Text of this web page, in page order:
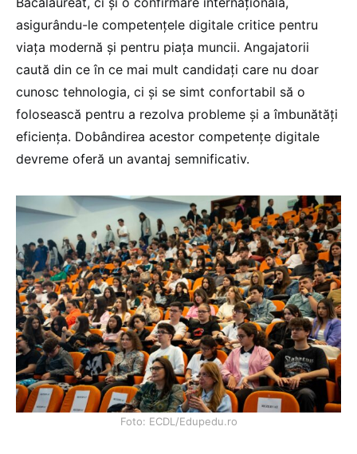
asigurându-le competențele digitale critice pentru
viața modernă și pentru piața muncii. Angajatorii
caută din ce în ce mai mult candidați care nu doar
cunosc tehnologia, ci și se simt confortabil să o
folosească pentru a rezolva probleme și a îmbunătăți
eficiența. Dobândirea acestor competențe digitale
devreme oferă un avantaj semnificativ.
Foto: ECDL/Edupedu.ro